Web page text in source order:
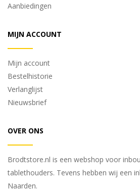
Aanbiedingen
MIJN ACCOUNT
Mijn account
Bestelhistorie
Verlanglijst
Nieuwsbrief
OVER ONS
Brodtstore.nl is een webshop voor
tablethouders. Tevens hebben wij een
Naarden.